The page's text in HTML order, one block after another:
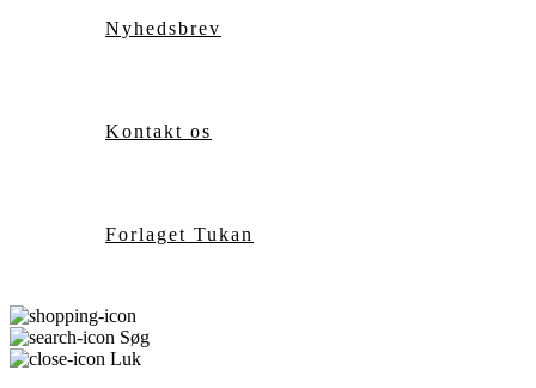
Nyhedsbrev
Kontakt os
Forlaget Tukan
Søg
Luk